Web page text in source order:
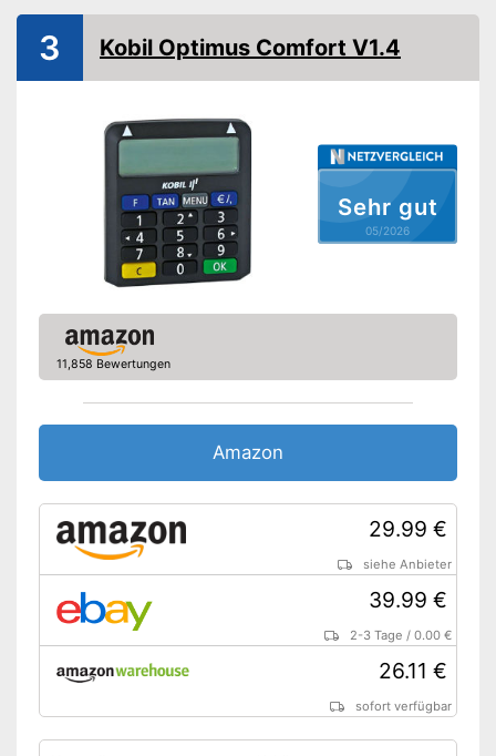
Amazon Lieferzeit
siehe Anbieter
Sehr gut
05/2026
3 Kobil Optimus Comfort V1.4
11,858 Bewertungen
Amazon
29.99 €
siehe Anbieter
39.99 €
2-3 Tage /0.00 €
26.11 €
sofort verfügbar